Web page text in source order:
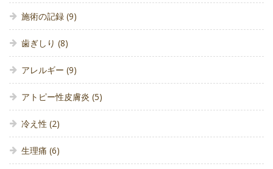
施術の記録 (9)
歯ぎしり (8)
アレルギー (9)
アトピー性皮膚炎 (5)
冷え性 (2)
生理痛 (6)